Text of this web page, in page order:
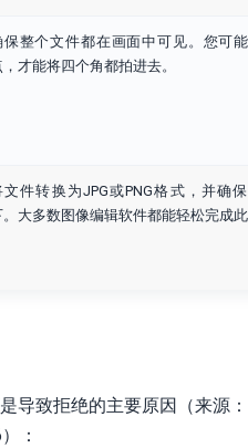
保整个文件都在画面中可见。您可
，才能将四个角都拍进去。
文件转换为JPG或PNG格式，并确
。大多数图像编辑软件都能轻松完成
导致拒绝的主要原因（来源：
：